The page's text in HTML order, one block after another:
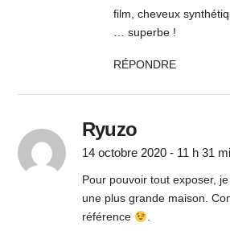
film, cheveux
… superbe !
RÉPONDRE
Ryuzo
14 octobre 2020 - 11 h 31
Pour pouvoir tout exposer,
une plus grande maison.
référence
.